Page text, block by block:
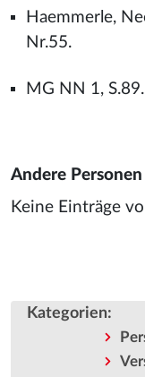
Haemmerle,
Nr.55.
MG NN 1, S.89.
Andere
Keine Einträge
Kategorien: